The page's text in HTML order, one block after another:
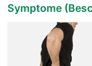
Symptome